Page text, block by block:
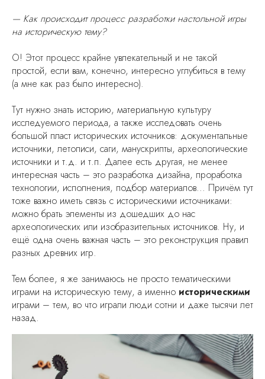
— Как происходит процесс разработки настольной игры
на историческую тему?
О! Этот процесс крайне увлекательный и не такой
простой, если вам, конечно, интересно углубиться в тему
(а мне как раз было интересно).
Тут нужно знать историю, материальную культуру
исследуемого периода, а также исследовать очень
большой пласт исторических источников: документальные
источники, летописи, саги, манускрипты, археологические
источники и т.д. и т.п. Далее есть другая, не менее
интересная часть – это разработка дизайна, проработка
технологии, исполнения, подбор материалов... Причём тут
тоже важно иметь связь с историческими источниками:
можно брать элементы из дошедших до нас
археологических или изобразительных источников. Ну, и
ещё одна очень важная часть – это реконструкция правил
разных древних игр.
Тем более, я же занимаюсь не просто тематическими
играми на историческую тему, а именно историческими
играми – тем, во что играли люди сотни и даже тысячи лет
назад.